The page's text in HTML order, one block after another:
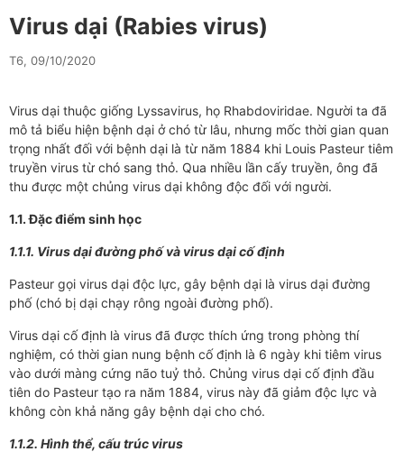
Virus dại (Rabies virus)
T6, 09/10/2020
Virus dại thuộc giống Lyssavirus, họ Rhabdoviridae. Người ta đã
mô tả biểu hiện bệnh dại ở chó từ lâu, nhưng mốc thời gian quan
trọng nhất đối với bệnh dại là từ năm 1884 khi Louis Pasteur tiêm
truyền virus từ chó sang thỏ. Qua nhiều lần cấy truyền, ông đã
thu được một chủng virus dại không độc đối với người.
1.1. Đặc điểm sinh học
1.1.1. Virus dại đường phố và virus dại cố định
Pasteur gọi virus dại độc lực, gây bệnh dại là virus dại đường
phố (chó bị dại chạy rông ngoài đường phố).
Virus dại cố định là virus đã được thích ứng trong phòng thí
nghiệm, có thời gian nung bệnh cố định là 6 ngày khi tiêm virus
vào dưới màng cứng não tuỷ thỏ. Chủng virus dại cố định đầu
tiên do Pasteur tạo ra năm 1884, virus này đã giảm độc lực và
không còn khả năng gây bệnh dại cho chó.
1.1.2. Hình thể, cấu trúc virus